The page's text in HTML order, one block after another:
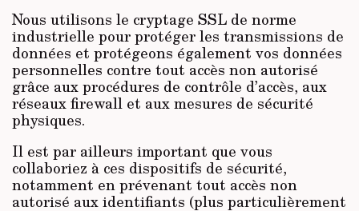
Nous utilisons le cryptage SSL de norme
industrielle pour protéger les transmissions de
données et protégeons également vos données
personnelles contre tout accès non autorisé
grâce aux procédures de contrôle d’accès, aux
réseaux firewall et aux mesures de sécurité
physiques.
Il est par ailleurs important que vous
collaboriez à ces dispositifs de sécurité,
notamment en prévenant tout accès non
autorisé aux identifiants (plus particulièrement